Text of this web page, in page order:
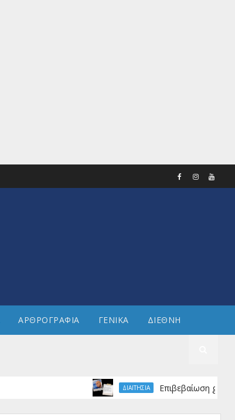
ΑΡΘΡΟΓΡΑΦΙΑ ΓΕΝΙΚΑ ΔΙΕΘΝΗ
ΔΙΑΙΤΗΣΙΑ Επιβεβαίωση